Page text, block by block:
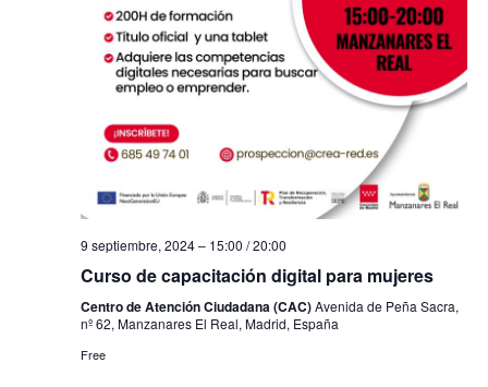
9 septiembre, 2024 – 15:00 /20:00
Curso de capacitación digital para mujeres
Centro de Atención Ciudadana (CAC)Avenida de Peña Sacra,
nº 62, Manzanares El Real, Madrid, España
Free